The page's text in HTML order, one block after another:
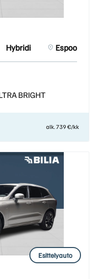
Hybridi Espoo
BRIGHT
alk. 739 €/kk
Esittelyauto